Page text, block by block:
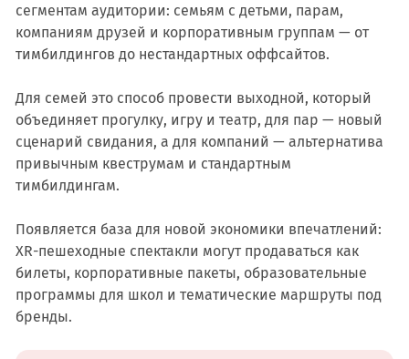
сегментам аудитории: семьям с детьми, парам,
компаниям друзей и корпоративным группам — от
тимбилдингов до нестандартных оффсайтов.
Для семей это способ провести выходной, который
объединяет прогулку, игру и театр, для пар — новый
сценарий свидания, а для компаний — альтернатива
привычным квеструмам и стандартным
тимбилдингам.
Появляется база для новой экономики впечатлений:
XR-пешеходные спектакли могут продаваться как
билеты, корпоративные пакеты, образовательные
программы для школ и тематические маршруты под
бренды.